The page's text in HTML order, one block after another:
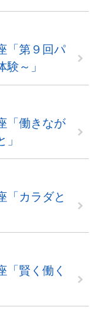
「第９回パ
～」
「働きなが
「カラダと
「賢く働く